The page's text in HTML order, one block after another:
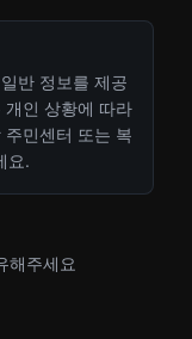
반 정보를 제공
개인 상황에 따라
민센터 또는 복
요.
해주세요